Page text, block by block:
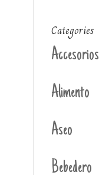
Categories
Accesorios
Alimento
Aseo
Bebedero